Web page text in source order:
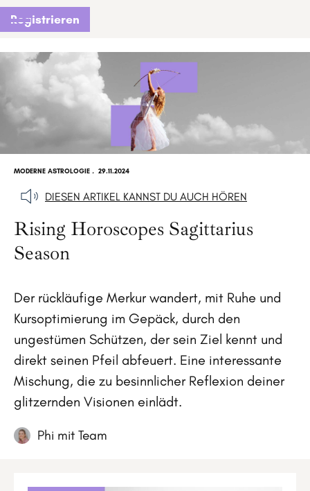
Registrieren
MODERNE ASTROLOGIE . 29.11.2024
DIESEN ARTIKEL KANNST DU AUCH HÖREN
Rising Horoscopes Sagittarius
Season
Der rückläufige Merkur wandert, mit Ruhe und
Kursoptimierung im Gepäck, durch den
ungestümen Schützen, der sein Ziel kennt und
direkt seinen Pfeil abfeuert. Eine interessante
Mischung, die zu besinnlicher Reflexion deiner
glitzernden Visionen einlädt.
Phi mit Team